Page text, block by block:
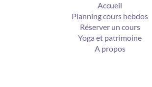
Accueil
Planning cours hebdos
Réserver un cours
Yoga et patrimoine
A propos